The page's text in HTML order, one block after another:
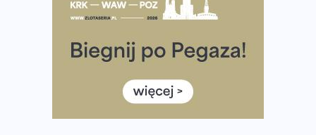
Rozbiegany Olsztyn szykuje się na weekend z
Już w tę sobotę 35. Bieg Powstania Warszawskiego.
Wystartuje rekordowa liczba uczestników
35. Bieg Powstania Warszawskiego – praktyczny
poradnik przed startem